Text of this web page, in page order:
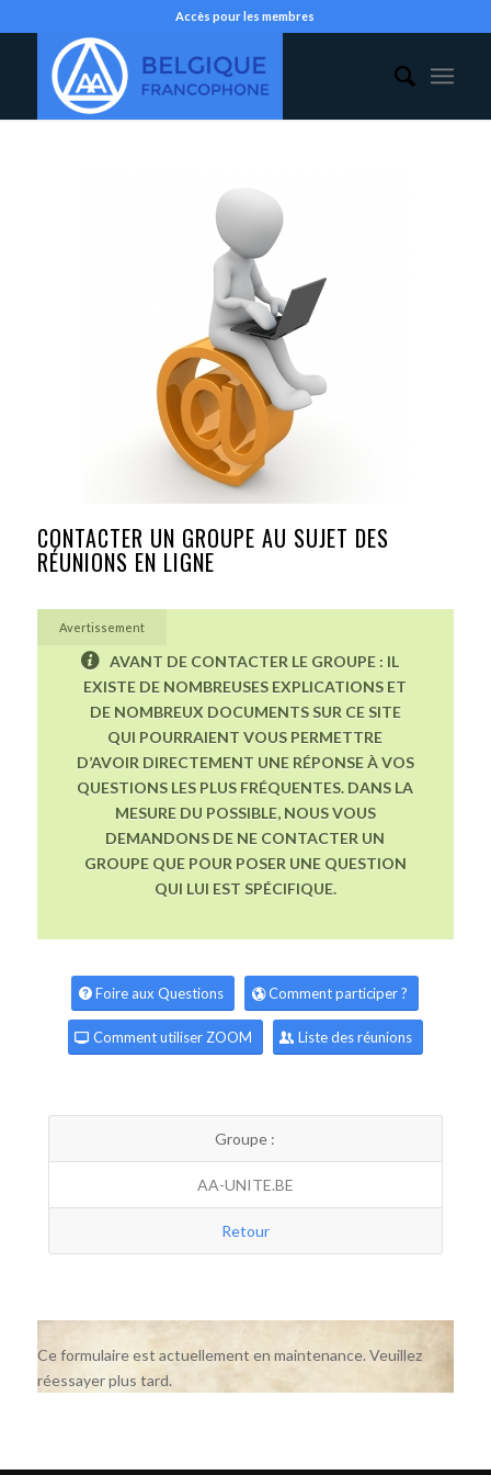
Accès pour les membres
CONTACTER UN GROUPE AU SUJET DES
RÉUNIONS EN LIGNE
Avertissement
AVANT DE CONTACTER LE GROUPE : IL
EXISTE DE NOMBREUSES EXPLICATIONS ET
DE NOMBREUX DOCUMENTS SUR CE SITE
QUI POURRAIENT VOUS PERMETTRE
D’AVOIR DIRECTEMENT UNE RÉPONSE À VOS
QUESTIONS LES PLUS FRÉQUENTES. DANS LA
MESURE DU POSSIBLE, NOUS VOUS
DEMANDONS DE NE CONTACTER UN
GROUPE QUE POUR POSER UNE QUESTION
QUI LUI EST SPÉCIFIQUE.
Foire aux Questions Comment participer ?
Comment utiliser ZOOM Liste des réunions
Groupe :
AA-UNITE.BE
Retour
Ce formulaire est actuellement en maintenance. Veuillez
réessayer plus tard.